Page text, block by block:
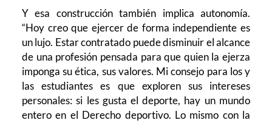
Y esa construcción también implica autonomía.
“Hoy creo que ejercer de forma independiente es
un lujo. Estar contratado puede disminuir el alcance
de una profesión pensada para que quien la ejerza
imponga su ética, sus valores. Mi consejo para los y
las estudiantes es que exploren sus intereses
personales: si les gusta el deporte, hay un mundo
entero en el Derecho deportivo. Lo mismo con la